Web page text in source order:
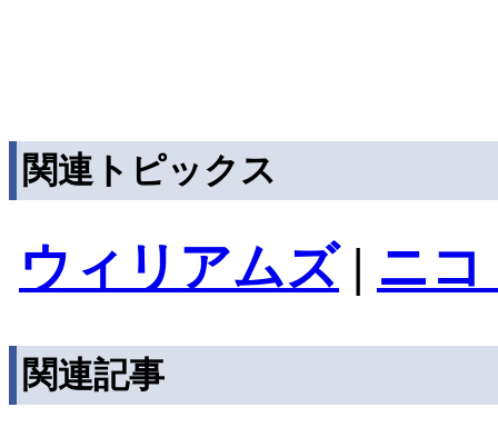
関連トピックス
ウィリアムズ| ニ
関連記事